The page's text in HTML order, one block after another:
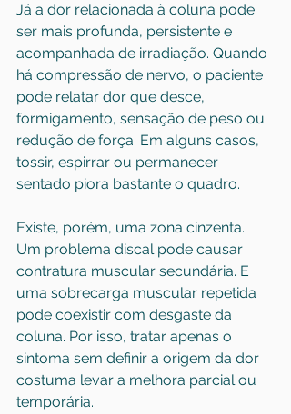
Já a dor relacionada à coluna pode
ser mais profunda, persistente e
acompanhada de irradiação. Quando
há compressão de nervo, o paciente
pode relatar dor que desce,
formigamento, sensação de peso ou
redução de força. Em alguns casos,
tossir, espirrar ou permanecer
sentado piora bastante o quadro.
Existe, porém, uma zona cinzenta.
Um problema discal pode causar
contratura muscular secundária. E
uma sobrecarga muscular repetida
pode coexistir com desgaste da
coluna. Por isso, tratar apenas o
sintoma sem definir a origem da dor
costuma levar a melhora parcial ou
temporária.